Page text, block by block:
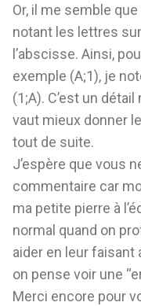
Or, il me semble
notant les lettres
l’abscisse. Ainsi,
exemple (A;1), je
(1;A). C’est un
vaut mieux donner
tout de suite.
J’espère que vous
commentaire car
ma petite pierre à
normal quand on
aider en leur faisant
on pense voir une
Merci encore pour